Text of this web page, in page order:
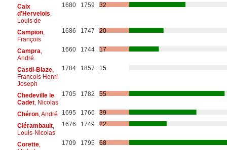
Caix
d'Hervelois
Louis de
1680 1759 32
Campion,
François
1686 1747 20
Campra
André
1660 1744 17
Castil-Blaze,
Francois Henri
Joseph
1784 1857 15
Chedeville le
Cadet, Nicolas
1705 1782 55
Chéron, André 1695 1766
39
Clérambault,
Louis-Nicolas
1676 1749 22
Corette,
1709 1795 68